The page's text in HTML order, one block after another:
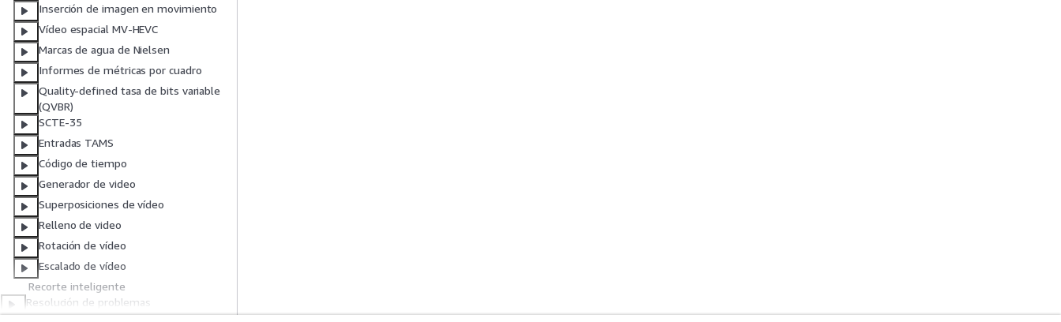
Inserción de imagen en movimiento
Vídeo espacial MV-HEVC
Marcas de agua de Nielsen
Informes de métricas por cuadro
Quality-defined tasa de bits variable
(QVBR)
SCTE-35
Entradas TAMS
Código de tiempo
Generador de video
Superposiciones de vídeo
Relleno de video
Rotación de vídeo
Escalado de vídeo
Recorte inteligente
Resolución de problemas